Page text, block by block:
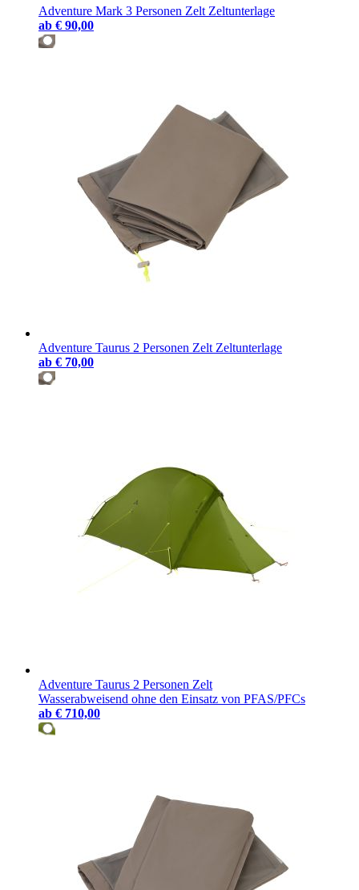
Adventure Mark 3 Personen Zelt Zeltunterlage
ab € 90,00
Adventure Taurus 2 Personen Zelt Zeltunterlage
ab € 70,00
Adventure Taurus 2 Personen Zelt
Wasserabweisend ohne den Einsatz von PFAS/PFCs
ab € 710,00